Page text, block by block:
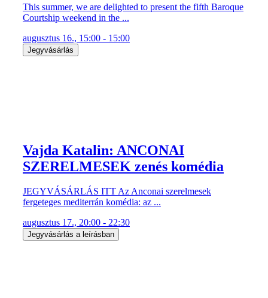
This summer, we are delighted to present the fifth Baroque
Courtship weekend in the ...
augusztus 16., 15:00 - 15:00
Jegyvásárlás
Vajda Katalin: ANCONAI
SZERELMESEK zenés komédia
JEGYVÁSÁRLÁS ITT Az Anconai szerelmesek
fergeteges mediterrán komédia: az ...
augusztus 17., 20:00 - 22:30
Jegyvásárlás a leírásban